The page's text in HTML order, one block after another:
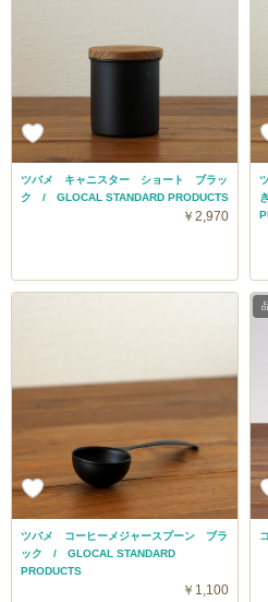
ツバメ キャニスター ショート ブラッ
ク / GLOCAL STANDARD PRODUCTS
￥2,970
ツバメ コーヒーメジャースプーン ブラ
ック / GLOCAL STANDARD
PRODUCTS
￥1,100